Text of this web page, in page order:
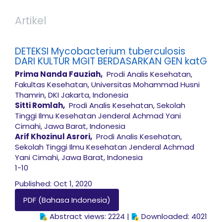
Artikel
DETEKSI Mycobacterium tuberculosis
DARI KULTUR MGIT BERDASARKAN GEN katG
Prima Nanda Fauziah, Prodi Analis Kesehatan,
Fakultas Kesehatan, Universitas Mohammad Husni
Thamrin, DKI Jakarta, Indonesia
Sitti Romlah, Prodi Analis Kesehatan, Sekolah
Tinggi Ilmu Kesehatan Jenderal Achmad Yani
Cimahi, Jawa Barat, Indonesia
Arif Khozinul Asrori, Prodi Analis Kesehatan,
Sekolah Tinggi Ilmu Kesehatan Jenderal Achmad
Yani Cimahi, Jawa Barat, Indonesia
1-10
Published: Oct 1, 2020
PDF (Bahasa Indonesia)
Abstract views: 2224 |
Downloaded: 4021